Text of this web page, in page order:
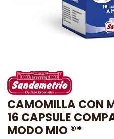
CAMOMILLA CON
16 CAPSULE
MODO MIO ®*